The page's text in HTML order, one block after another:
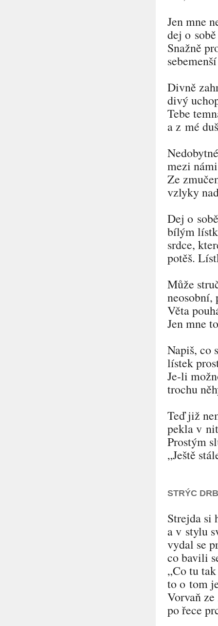
Jen mne
dej o
Snažně
Divně
divý
Tebe
a z mé
mezi
Ze
vzlyky
Dej o
bílým
srdce,
potěš.
Může
neosobní,
Věta
Jen mne
Napiš, co
lístek
Je-li
trochu
Teď již
pekla v
Prostým
„Ještě
STRÝC
Strejda si
a v stylu
vydal se
co bavili
„Co tu
to o tom
Vorvaň
po řece